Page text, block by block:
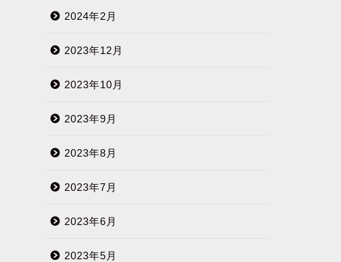
2024年2月
2023年12月
2023年10月
2023年9月
2023年8月
2023年7月
2023年6月
2023年5月